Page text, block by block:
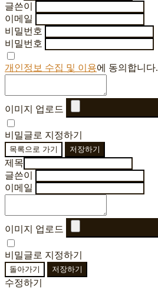
글쓴이
이메일
비밀번호
비밀번호
개인정보 수집 및 이용에 동의합니다.
이미지 업로드
비밀글로 지정하기
목록으로 가기 저장하기
제목
글쓴이
이메일
이미지 업로드
비밀글로 지정하기
돌아가기 저장하기
수정하기